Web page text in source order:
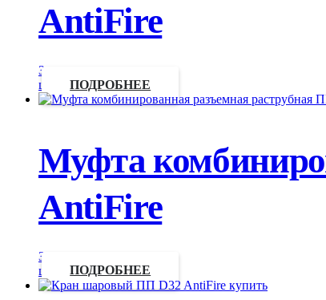
AntiFire
Запросить
цену
ПОДРОБНЕЕ
Муфта
AntiFire
Запросить
цену
ПОДРОБНЕЕ